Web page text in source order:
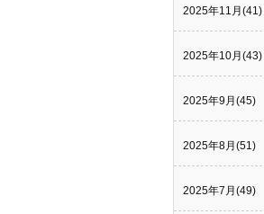
2025年11月(41)
2025年10月(43)
2025年9月(45)
2025年8月(51)
2025年7月(49)